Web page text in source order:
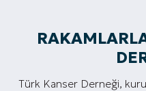
Türk Kanser Derneği,